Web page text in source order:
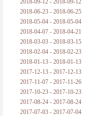
2018-09-12 - 2018-09-12
2018-06-23 - 2018-06-25
2018-05-04 - 2018-05-04
2018-04-07 - 2018-04-21
2018-03-03 - 2018-03-15
2018-02-04 - 2018-02-23
2018-01-13 - 2018-01-13
2017-12-13 - 2017-12-13
2017-11-07 - 2017-11-26
2017-10-23 - 2017-10-23
2017-08-24 - 2017-08-24
2017-07-03 - 2017-07-04